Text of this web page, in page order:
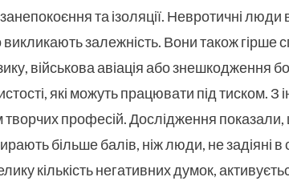
та ізоляції. Невротичні люди
залежність. Вони також гірше
військова авіація або знешкодження
які можуть працювати під тиском. З
професій. Дослідження показали,
більше балів, ніж люди, не задіяні в
кількість негативних думок,